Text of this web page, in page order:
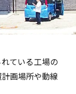
ている工場の
画場所や動線